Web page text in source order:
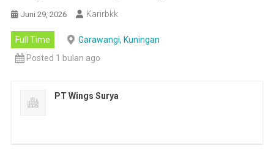
Juni 29, 2026 Karirbkk
Full Time
Garawangi, Kuningan
Posted 1 bulan ago
PT Wings Surya